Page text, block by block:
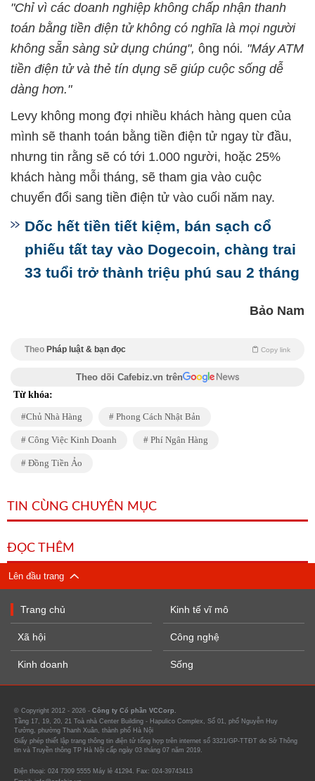
"Chỉ vì các doanh nghiệp không chấp nhận thanh
toán bằng tiền điện tử không có nghĩa là mọi người
không sẵn sàng sử dụng chúng", ông nói. "Máy ATM
tiền điện tử và thẻ tín dụng sẽ giúp cuộc sống dễ
dàng hơn."
Levy không mong đợi nhiều khách hàng quen của
mình sẽ thanh toán bằng tiền điện tử ngay từ đầu,
nhưng tin rằng sẽ có tới 1.000 người, hoặc 25%
khách hàng mỗi tháng, sẽ tham gia vào cuộc
chuyển đổi sang tiền điện tử vào cuối năm nay.
Dốc hết tiền tiết kiệm, bán sạch cổ
phiếu tất tay vào Dogecoin, chàng trai
33 tuổi trở thành triệu phú sau 2 tháng
Bảo Nam
Theo Pháp luật & bạn đọc Copy link
Theo dõi Cafebiz.vn trên
Từ khóa:
Chủ Nhà Hàng Phong Cách Nhật Bản
Công Việc Kinh Doanh Phí Ngân Hàng
Đồng Tiền Ảo
TIN CÙNG CHUYÊN MỤC
ĐỌC THÊM
Lên đầu trang
Trang chủ
Xã hội
Kinh doanh
Kinh tế vĩ mô
Công nghệ
Sống
© Copyright 2012 - 2026 - Công ty Cổ phần VCCorp.
Tầng 17, 19, 20, 21 Toà nhà Center Building - Hapulico Complex, Số 01, phố Nguyễn Huy
Tưởng, phường Thanh Xuân, thành phố Hà Nội
Giấy phép thiết lập trang thông tin điện tử tổng hợp trên internet số 3321/GP-TTĐT do Sở Thông
tin và Truyền thông TP Hà Nội cấp ngày 03 tháng 07 năm 2019.
Điện thoại: 024 7309 5555 Máy lẻ 41294. Fax: 024-39743413